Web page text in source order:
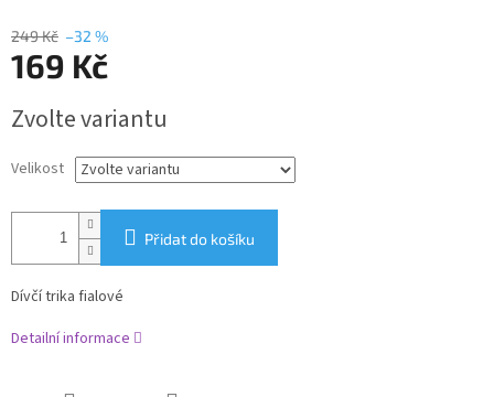
249 Kč –32 %
169 Kč
cena:
Zvolte variantu
Velikost
Přidat do košíku
Dívčí trika fialové
Detailní informace